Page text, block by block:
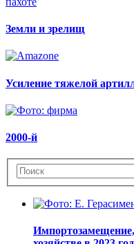
Земли и зрелищ
Усиление тяжелой
2000-й